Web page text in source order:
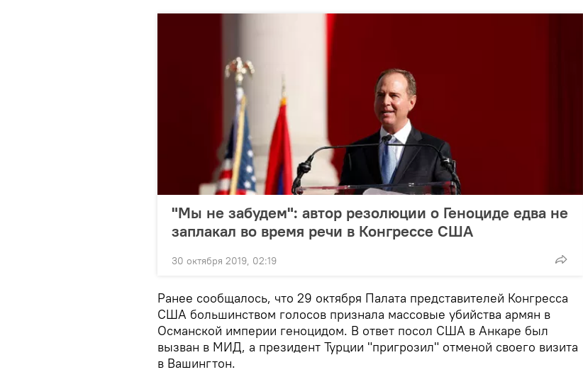
"Мы не забудем": автор резолюции о Геноциде едва не
заплакал во время речи в Конгрессе США
30 октября 2019, 02:19
Ранее сообщалось, что 29 октября Палата представителей Конгресса
США большинством голосов признала массовые убийства армян в
Османской империи геноцидом. В ответ посол США в Анкаре был
вызван в МИД, а президент Турции "пригрозил" отменой своего визита
в Вашингтон.